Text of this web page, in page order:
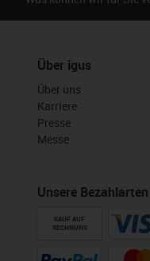
Über igus
Über uns
Karriere
Presse
Messe
Unsere Bezahlarten
KAUF AUF
RECHNUNG